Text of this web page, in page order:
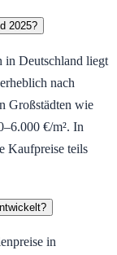
2025?
in Deutschland liegt
nach
Großstädten wie
€/m². In
Kaufpreise teils
in